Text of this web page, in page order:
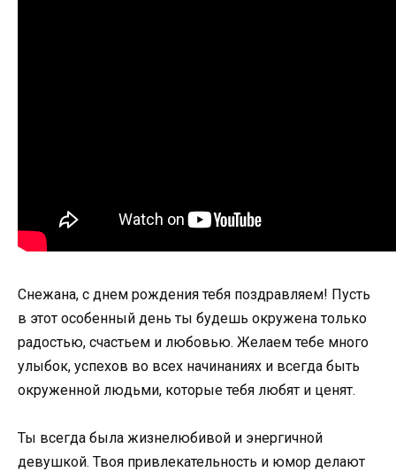
Снежана, с днем рождения тебя поздравляем! Пусть
в этот особенный день ты будешь окружена только
радостью, счастьем и любовью. Желаем тебе много
улыбок, успехов во всех начинаниях и всегда быть
окруженной людьми, которые тебя любят и ценят.
Ты всегда была жизнелюбивой и энергичной
девушкой. Твоя привлекательность и юмор делают